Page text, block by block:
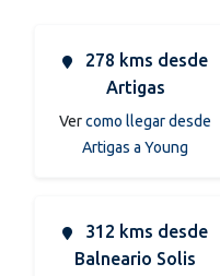
278 kms desde
Artigas
Vercomo llegar desde
Artigas a Young
312 kms desde
Balneario Solis